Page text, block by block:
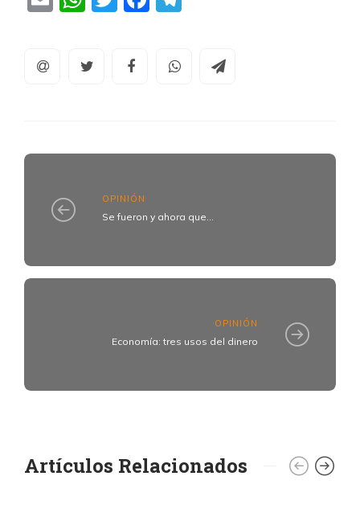
OPINIÓN
Se fueron y ahora que...
OPINIÓN
Economía: tres usos del dinero
Artículos Relacionados